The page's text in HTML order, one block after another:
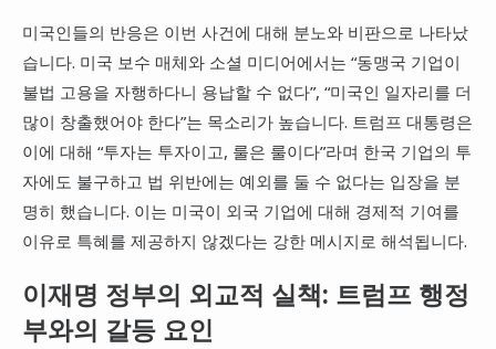
미국인들의 반응은 이번 사건에 대해 분노와 비판으로 나타났
습니다. 미국 보수 매체와 소셜 미디어에서는 “동맹국 기업이
불법 고용을 자행하다니 용납할 수 없다”, “미국인 일자리를 더
많이 창출했어야 한다”는 목소리가 높습니다. 트럼프 대통령은
이에 대해 “투자는 투자이고, 룰은 룰이다”라며 한국 기업의 투
자에도 불구하고 법 위반에는 예외를 둘 수 없다는 입장을 분
명히 했습니다. 이는 미국이 외국 기업에 대해 경제적 기여를
이유로 특혜를 제공하지 않겠다는 강한 메시지로 해석됩니다.
이재명 정부의 외교적 실책: 트럼프 행정
부와의 갈등 요인